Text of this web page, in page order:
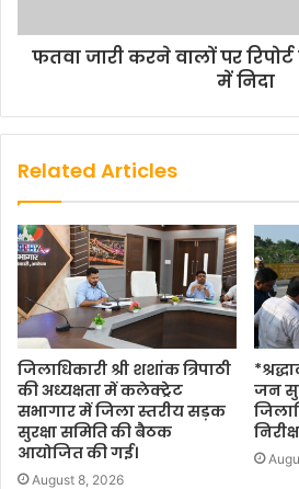
फतवा जारी करने वालों पर
में निदा
Related Articles
जिलाधिकारी श्री शशांक त्रिपाठी
की अध्यक्षता में कलेक्ट्रेट
सभागार में जिला स्तरीय सड़क
सुरक्षा समिति की बैठक
आयोजित की गई।
August 8, 2026
जन